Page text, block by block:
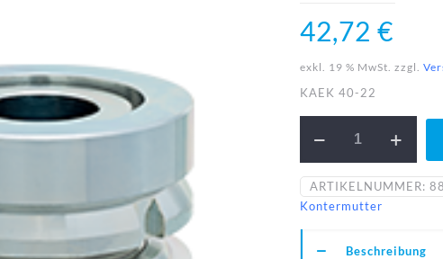
42,72 €
exkl. 19 % MwSt. zzgl.
KAEK 40-22
40-
22-
N
Menge
ARTIKELNUMMER: 88
Kontermutter
Beschreibung